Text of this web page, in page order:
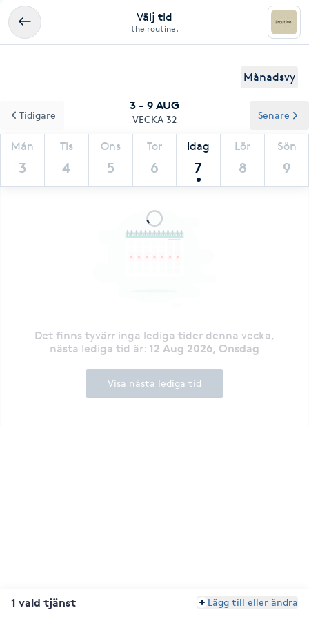
Välj tid
the routine.
Månadsvy
3 - 9 AUG
VECKA 32
Mån
3
Tis
4
Ons
5
Tor
6
Idag
7
Lör
8
Sön
9
Tidigare Senare
Det finns tyvärr inga lediga tider denna vecka,
nästa lediga tid är: 12 Aug 2026, Onsdag
Visa nästa lediga tid
1 vald tjänst Lägg till eller ändra